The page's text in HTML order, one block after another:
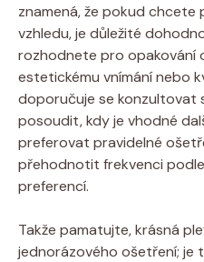
znamená, že pokud
vzhledu, je důležité
rozhodnete pro opakování
estetickému vnímání nebo
doporučuje se​ konzultovat
posoudit, kdy je vhodné
preferovat pravidelné
přehodnotit frekvenci
preferencí.
Takže pamatujte, krásná
jednorázového‌ ošetření; je